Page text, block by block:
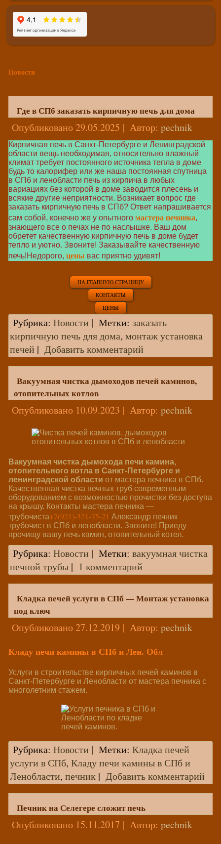
Новости
Где в СПб заказать кирпичную печь для дома
Опубликовано 29.05.2025 | Автор: pechnik
Кирпичная печь в Санкт-Петербурге и Ленинградской
области вещь необходимая, относительно влажный
климат требует постоянного источника тепла в доме
будь то калорифер или же наша постоянная спутница
в СПб и ленобласти печь из кирпича в любых
вариациях без которой в доме заводится плесень и
всякие другие неприятности. Возникает вопрос где
заказать кирпичную печь в СПб? Ответ напрашивается
сам собой, конечно же у опытного мастера печника,
знающего все о печах не по наслышке. Ваш дом
обретет качественную кирпичную печь в доме будет
тепло и уютно. Звоните! Заказывайте качественную
печь!Недорого, цены вас приятно удивят!
НА ГЛАВНУЮ СТРАНИЦУ
КОНТАКТЫ
ЦЕНЫ
Рубрика: Новости | Метки: заказать
кирпичную печь для дома, монтаж установка
печей | Добавить комментарий
Вакуумная чистка дымоходов печей каминов,
отопительных котлов
Опубликовано 10.09.2023 | Автор: pechnik
Вакуумная чистка дымохода печи камина,
отопительного котла в Санкт-Петербурге и
ленинградской области от мастера печника в СПб.
Качественная чистка печных труб современным
оборудованием с возможностью прочистки без доступа
на крышу. Контакты мастера печника —
трубочиста+7(921)-371-75-21 Александр печник
трубочист в СПб и ленобласти. Звоните! Приеду
прочищу вашу печь камин, отопительный котел.
Рубрика: Новости | Метки: вакуумная чистка
печной трубы | 1 комментарий
Кладка печей услуги в СПб — Монтаж установка
под ключ
Опубликовано 27.12.2019 | Автор: pechnik
Кладу печи камины в СПб и Лен. Обл
Услуги в строительстве кирпичных печей каминов в
Санкт-Петербурге и Ленобласти от мастера печника с
многолетним стажем.
Рубрика: Новости | Метки: Кладка печей
услуги в СПб, Кладу печи камины в СПб и
Ленобласти, печник | Добавить комментарий
Печник на Селегере сложит печь
Опубликовано 15.11.2017 | Автор: pechnik